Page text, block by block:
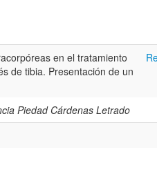
en el tratamiento
de tibia. Presentación de un
Piedad Cárdenas Letrado